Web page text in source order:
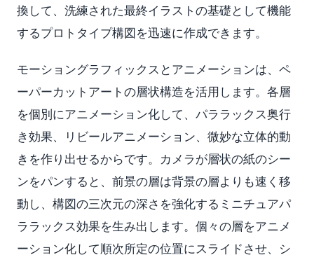
換して、洗練された最終イラストの基礎として機能
するプロトタイプ構図を迅速に作成できます。
モーショングラフィックスとアニメーションは、ペ
ーパーカットアートの層状構造を活用します。各層
を個別にアニメーション化して、パララックス奥行
き効果、リビールアニメーション、微妙な立体的動
きを作り出せるからです。カメラが層状の紙のシー
ンをパンすると、前景の層は背景の層よりも速く移
動し、構図の三次元の深さを強化するミニチュアパ
ララックス効果を生み出します。個々の層をアニメ
ーション化して順次所定の位置にスライドさせ、シ